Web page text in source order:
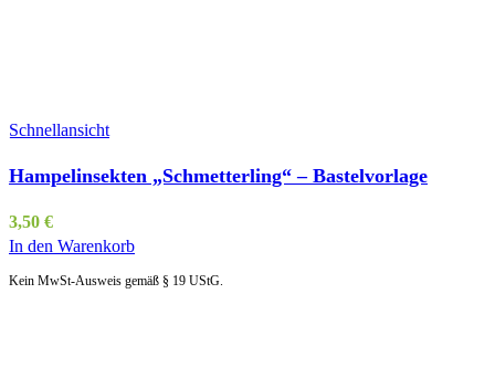
Schnellansicht
Hampelinsekten „Schmetterling“ – Bastelvorlage
3,50 €
In den Warenkorb
Kein MwSt-Ausweis gemäß § 19 UStG.